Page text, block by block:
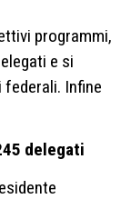
programmi,
e si
federali. Infine
delegati